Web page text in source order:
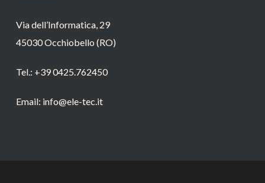
Via dell’Informatica, 29
45030 Occhiobello (RO)
Tel.: +39 0425.762450
Email: info@ele-tec.it